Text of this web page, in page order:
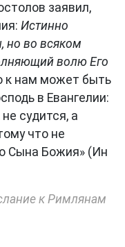
заявил,
Истинно
но во всяком
волю Его
к нам может быть
в Евангелии:
судится, а
что не
Сына Божия» (Ин
к Римлянам